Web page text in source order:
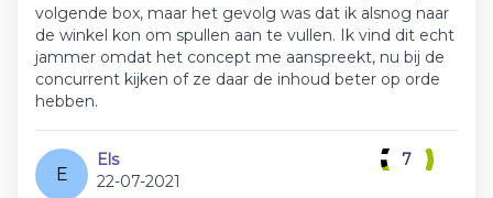
volgende box, maar het gevolg was dat ik alsnog naar
de winkel kon om spullen aan te vullen. Ik vind dit echt
jammer omdat het concept me aanspreekt, nu bij de
concurrent kijken of ze daar de inhoud beter op orde
hebben.
E
Els
22-07-2021
7